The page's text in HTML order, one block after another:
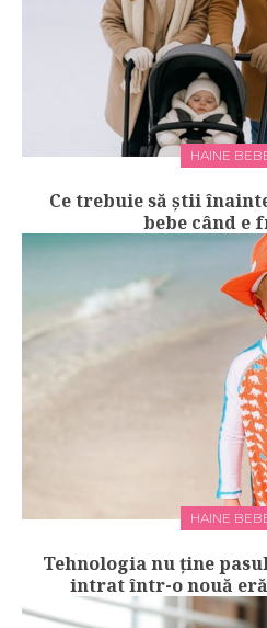
HAINE
Ce trebuie să știi
bebe când e
HAINE
Tehnologia nu ține
intrat într-o nouă